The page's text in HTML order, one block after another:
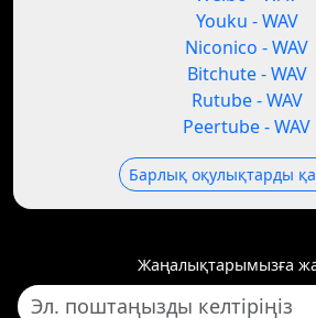
Youku - WAV
Niconico - WAV
Bitchute - WAV
Rutube - WAV
Peertube - WAV
Барлық оқулықтарды
Жаңалықтарымызға